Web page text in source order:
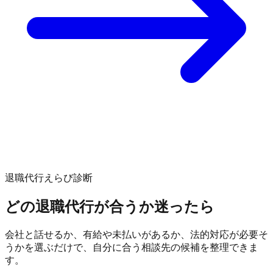
退職代行えらび診断
どの退職代行が合うか迷ったら
会社と話せるか、有給や未払いがあるか、法的対応が必要そ
うかを選ぶだけで、自分に合う相談先の候補を整理できま
す。